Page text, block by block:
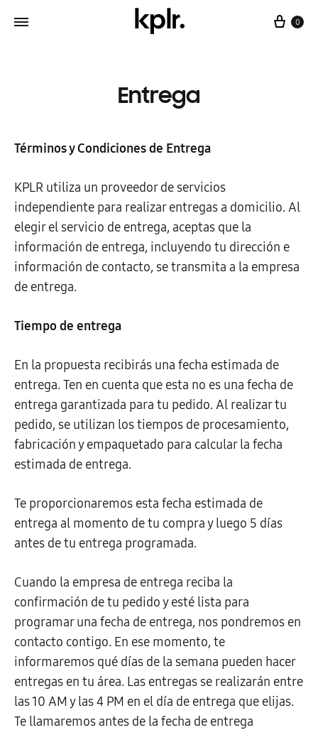
Cart
0
Entrega
Términos y Condiciones de Entrega
KPLR utiliza un proveedor de servicios
independiente para realizar entregas a domicilio. Al
elegir el servicio de entrega, aceptas que la
información de entrega, incluyendo tu dirección e
información de contacto, se transmita a la empresa
de entrega.
Tiempo de entrega
En la propuesta recibirás una fecha estimada de
entrega. Ten en cuenta que esta no es una fecha de
entrega garantizada para tu pedido. Al realizar tu
pedido, se utilizan los tiempos de procesamiento,
fabricación y empaquetado para calcular la fecha
estimada de entrega.
Te proporcionaremos esta fecha estimada de
entrega al momento de tu compra y luego 5 días
antes de tu entrega programada.
Cuando la empresa de entrega reciba la
confirmación de tu pedido y esté lista para
programar una fecha de entrega, nos pondremos en
contacto contigo. En ese momento, te
informaremos qué días de la semana pueden hacer
entregas en tu área. Las entregas se realizarán entre
las 10 AM y las 4 PM en el día de entrega que elijas.
Te llamaremos antes de la fecha de entrega